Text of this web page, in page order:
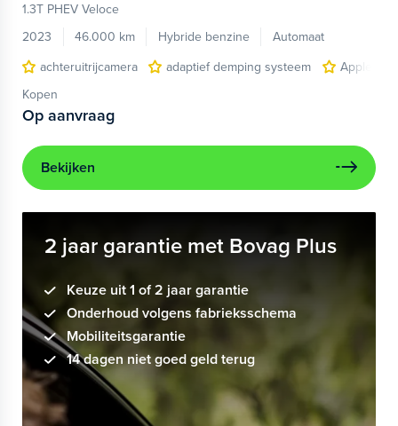
1.3T PHEV Veloce
2023
46.000 km Hybride benzine
Automaat
achteruitrijcamera
adaptief demping systeem
Apple
Kopen
Op aanvraag
Bekijken
2 jaar garantie met Bovag Plus
Keuze uit 1 of 2 jaar garantie
Onderhoud volgens fabrieksschema
Mobiliteitsgarantie
14 dagen niet goed geld terug